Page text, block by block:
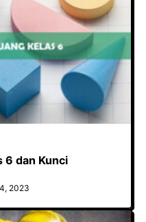
6 dan Kunci
2023